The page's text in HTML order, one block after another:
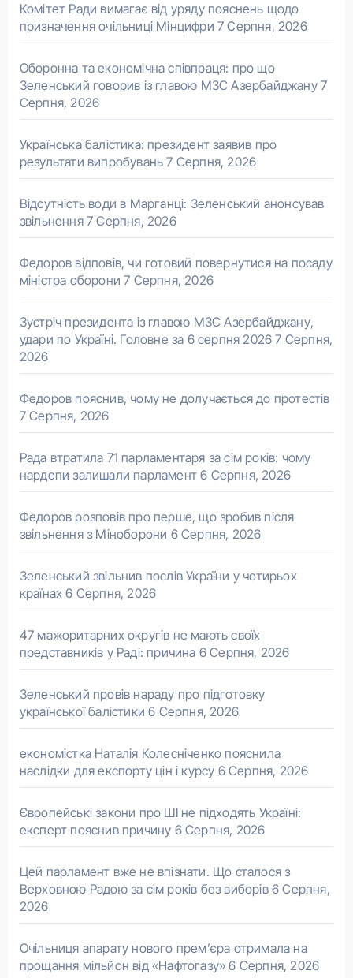
Комітет Ради вимагає від уряду пояснень щодо
призначення очільниці Мінцифри 7 Серпня, 2026
Оборонна та економічна співпраця: про що
Зеленський говорив із главою МЗС Азербайджану 7
Серпня, 2026
Українська балістика: президент заявив про
результати випробувань 7 Серпня, 2026
Відсутність води в Марганці: Зеленський анонсував
звільнення 7 Серпня, 2026
Федоров відповів, чи готовий повернутися на посаду
міністра оборони 7 Серпня, 2026
Зустріч президента із главою МЗС Азербайджану,
удари по Україні. Головне за 6 серпня 2026 7 Серпня,
2026
Федоров пояснив, чому не долучається до протестів
7 Серпня, 2026
Рада втратила 71 парламентаря за сім років: чому
нардепи залишали парламент 6 Серпня, 2026
Федоров розповів про перше, що зробив після
звільнення з Міноборони 6 Серпня, 2026
Зеленський звільнив послів України у чотирьох
країнах 6 Серпня, 2026
47 мажоритарних округів не мають своїх
представників у Раді: причина 6 Серпня, 2026
Зеленський провів нараду про підготовку
української балістики 6 Серпня, 2026
економістка Наталія Колесніченко пояснила
наслідки для експорту цін і курсу 6 Серпня, 2026
Європейські закони про ШІ не підходять Україні:
експерт пояснив причину 6 Серпня, 2026
Цей парламент вже не впізнати. Що сталося з
Верховною Радою за сім років без виборів 6 Серпня,
2026
Очільниця апарату нового прем’єра отримала на
прощання мільйон від «Нафтогазу» 6 Серпня, 2026